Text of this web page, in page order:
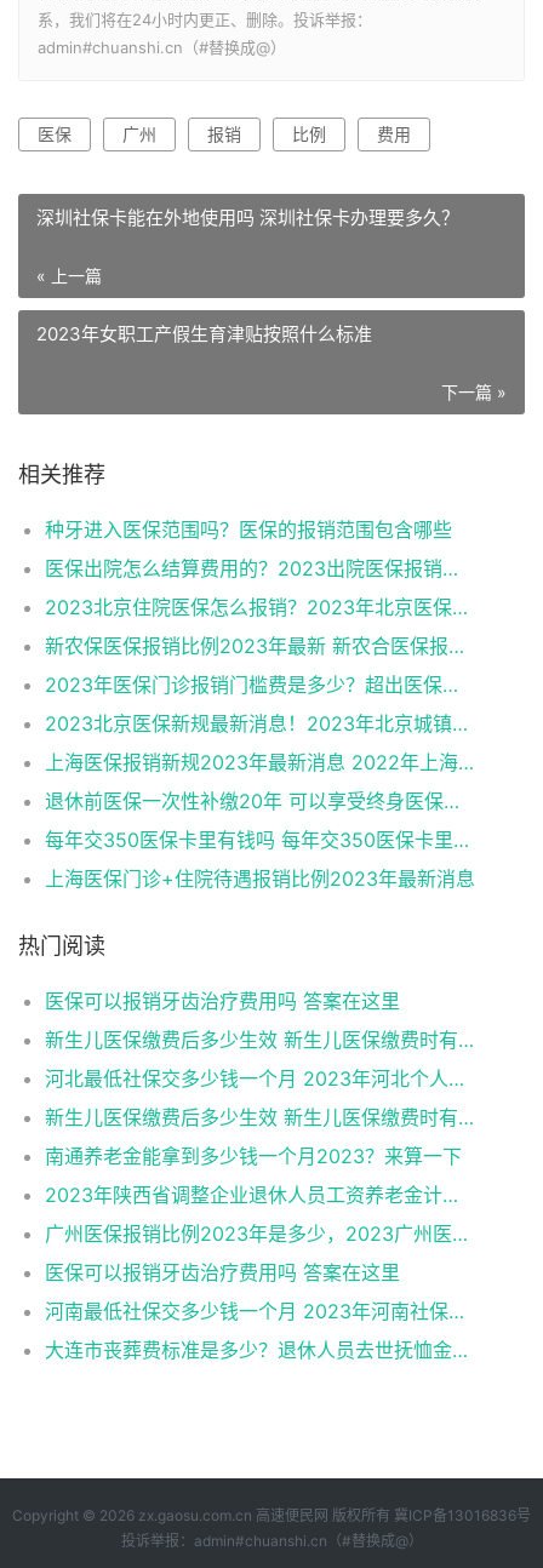
系，我们将在24小时内更正、删除。投诉举报：
admin#chuanshi.cn（#替换成@）
医保 广州 报销 比例 费用
深圳社保卡能在外地使用吗 深圳社保卡办理要多久？
« 上一篇
2023年女职工产假生育津贴按照什么标准
下一篇 »
相关推荐
种牙进入医保范围吗？医保的报销范围包含哪些
医保出院怎么结算费用的？2023出院医保报销手续办理流程
2023北京住院医保怎么报销？2023年北京医保住院报销比例是多少？
新农保医保报销比例2023年最新 新农合医保报销比例是多少
2023年医保门诊报销门槛费是多少？超出医保门槛费就可以报销吗
2023北京医保新规最新消息！2023年北京城镇职工大病保险报销范围是什么？
上海医保报销新规2023年最新消息 2022年上海医保报销比例具体情况
退休前医保一次性补缴20年 可以享受终身医保待遇划算吗？
每年交350医保卡里有钱吗 每年交350医保卡里的钱可以取出来吗
上海医保门诊+住院待遇报销比例2023年最新消息
热门阅读
医保可以报销牙齿治疗费用吗 答案在这里
新生儿医保缴费后多少生效 新生儿医保缴费时有何注意事项
河北最低社保交多少钱一个月 2023年河北个人社保缴费标准
新生儿医保缴费后多少生效 新生儿医保缴费时有何注意事项
南通养老金能拿到多少钱一个月2023？来算一下
2023年陕西省调整企业退休人员工资养老金计算方法一览（2022版）
广州医保报销比例2023年是多少，2023广州医保能报销哪些费用
医保可以报销牙齿治疗费用吗 答案在这里
河南最低社保交多少钱一个月 2023年河南社保缴费标准
大连市丧葬费标准是多少？退休人员去世抚恤金咋样？
Copyright © 2026 zx.gaosu.com.cn 高速便民网 版权所有 冀ICP备13016836号
投诉举报：admin#chuanshi.cn（#替换成@）